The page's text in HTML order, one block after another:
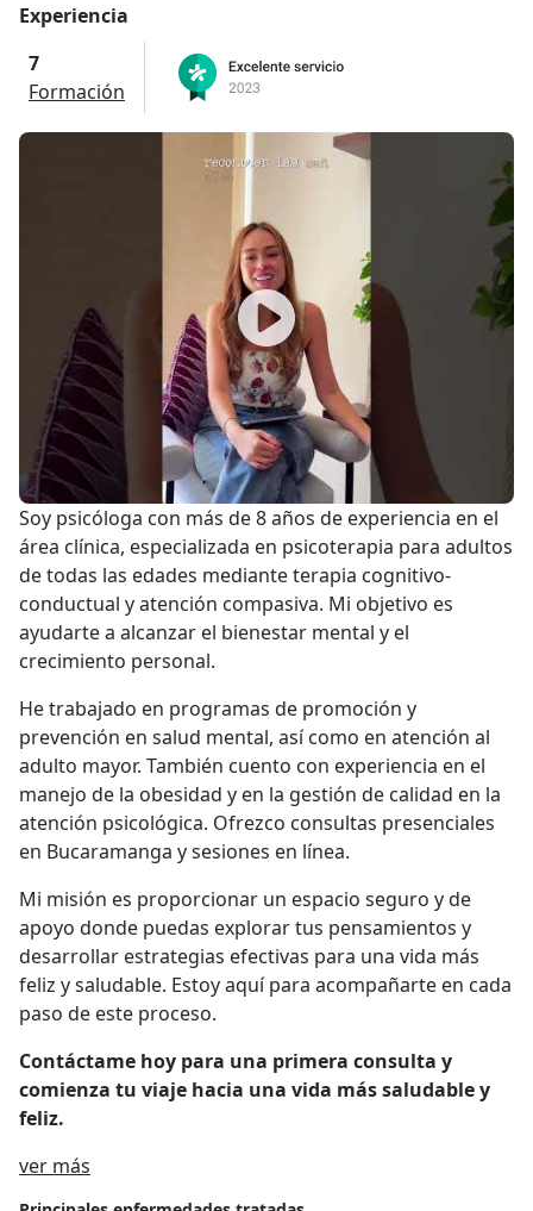
Experiencia
7
Formación
Soy psicóloga con más de 8 años de experiencia en el
área clínica, especializada en psicoterapia para adultos
de todas las edades mediante terapia cognitivo-
conductual y atención compasiva. Mi objetivo es
ayudarte a alcanzar el bienestar mental y el
crecimiento personal.
He trabajado en programas de promoción y
prevención en salud mental, así como en atención al
adulto mayor. También cuento con experiencia en el
manejo de la obesidad y en la gestión de calidad en la
atención psicológica. Ofrezco consultas presenciales
en Bucaramanga y sesiones en línea.
Mi misión es proporcionar un espacio seguro y de
apoyo donde puedas explorar tus pensamientos y
desarrollar estrategias efectivas para una vida más
feliz y saludable. Estoy aquí para acompañarte en cada
paso de este proceso.
Contáctame hoy para una primera consulta y
comienza tu viaje hacia una vida más saludable y
feliz.
ver más